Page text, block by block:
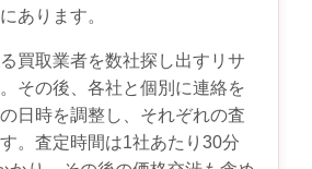
あります。
買取業者を数社探し出すリサ
その後、各社と個別に連絡を
日時を調整し、それぞれの査
。査定時間は1社あたり30分